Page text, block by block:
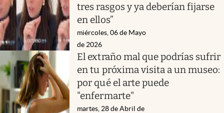
tres rasgos y ya deberían fijarse
en ellos”
miércoles, 06 de Mayo
de 2026
El extraño mal que podrías sufrir
en tu próxima visita a un museo:
por qué el arte puede
"enfermarte"
martes, 28 de Abril de